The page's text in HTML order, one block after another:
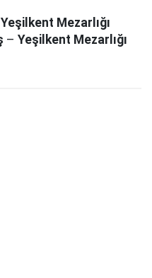
Yeşilkent Mezarlığı
– Yeşilkent Mezarlığı